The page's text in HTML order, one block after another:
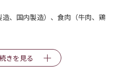
、国内製造）、食肉（牛肉、鶏
きを見る